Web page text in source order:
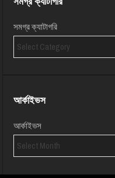
সমগ্র ক্যাটাগরি
আর্কাইভস
আর্কাইভস